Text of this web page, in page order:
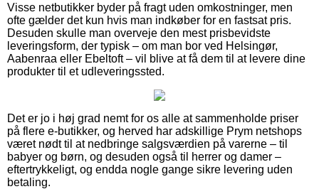
Visse netbutikker byder på fragt uden omkostninger, men
ofte gælder det kun hvis man indkøber for en fastsat pris.
Desuden skulle man overveje den mest prisbevidste
leveringsform, der typisk – om man bor ved Helsingør,
Aabenraa eller Ebeltoft – vil blive at få dem til at levere dine
produkter til et udleveringssted.
Det er jo i høj grad nemt for os alle at sammenholde priser
på flere e-butikker, og herved har adskillige Prym netshops
været nødt til at nedbringe salgsværdien på varerne – til
babyer og børn, og desuden også til herrer og damer –
eftertrykkeligt, og endda nogle gange sikre levering uden
betaling.